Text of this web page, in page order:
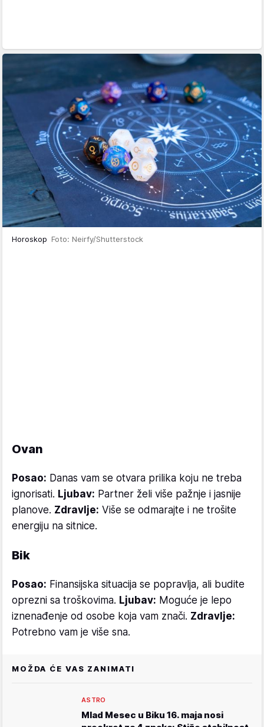
Horoskop Foto: Neirfy/Shutterstock
Ovan
Posao: Danas vam se otvara prilika koju ne treba
ignorisati. Ljubav: Partner želi više pažnje i jasnije
planove. Zdravlje: Više se odmarajte i ne trošite
energiju na sitnice.
Bik
Posao: Finansijska situacija se popravlja, ali budite
oprezni sa troškovima. Ljubav: Moguće je lepo
iznenađenje od osobe koja vam znači. Zdravlje:
Potrebno vam je više sna.
MOŽDA ĆE VAS ZANIMATI
ASTRO
Mlad Mesec u Biku 16. maja nosi